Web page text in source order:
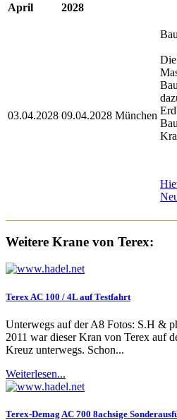
April 2028
03.04.2028 09.04.2028 München
Weitere Krane von Terex:
Terex AC 100 / 4L auf Testfahrt
Unterwegs auf der A8 Fotos: S.H &
2011 war dieser Kran von Terex auf
Kreuz unterwegs. Schon...
Weiterlesen...
Terex-Demag AC 700 8achsige